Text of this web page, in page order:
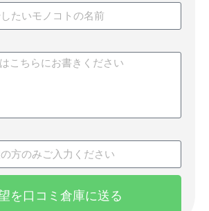
を口コミ倉庫に送る